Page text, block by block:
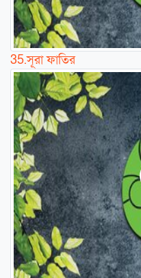
35.সূরা ফাতির